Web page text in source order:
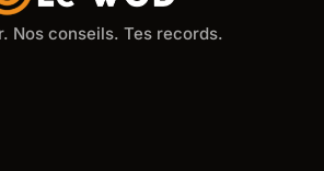
Nos conseils. Tes records.